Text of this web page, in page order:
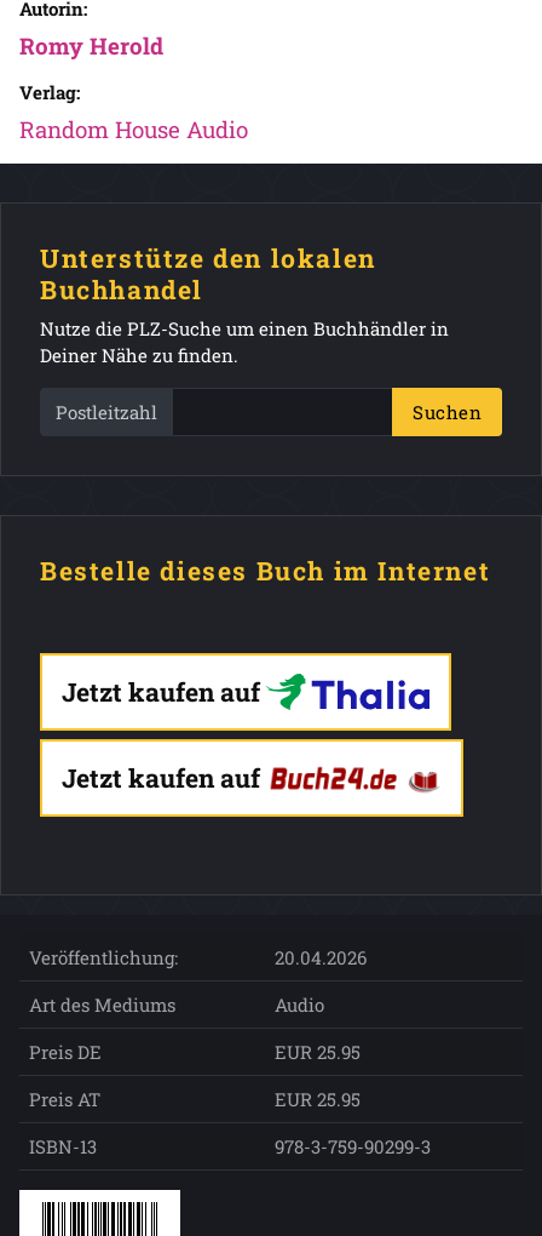
Autorin:
Romy Herold
Verlag:
Random House Audio
Unterstütze den lokalen
Buchhandel
Nutze die PLZ-Suche um einen Buchhändler in
Deiner Nähe zu finden.
Postleitzahl Suchen
Bestelle dieses Buch im Internet
Jetzt kaufen auf
Jetzt kaufen auf
Veröffentlichung:
20.04.2026
Art des Mediums
Audio
Preis DE
EUR 25.95
Preis AT
EUR 25.95
ISBN-13
978-3-759-90299-3